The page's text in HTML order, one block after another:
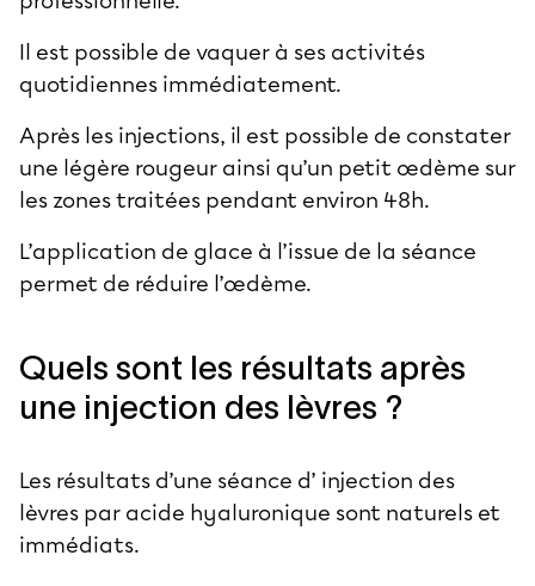
Il est possible de vaquer à ses activités
quotidiennes immédiatement.
Après les injections, il est possible de constater
une légère rougeur ainsi qu’un petit œdème sur
les zones traitées pendant environ 48h.
L’application de glace à l’issue de la séance
permet de réduire l’œdème.
Quels sont les résultats après
une injection des lèvres ?
Les résultats d’une séance d’ injection des
lèvres par acide hyaluronique sont naturels et
immédiats.